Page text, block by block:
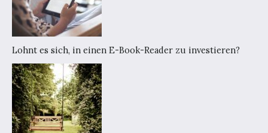
Lohnt es sich, in einen E-Book-Reader zu investieren?